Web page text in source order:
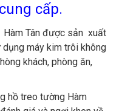
cấp.
Tân được sản xuất
dụng máy kim trôi không
khách, phòng ăn,
hồ treo tường Hàm